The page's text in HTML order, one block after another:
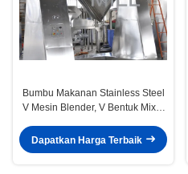
Bumbu Makanan Stainless Steel
V Mesin Blender, V Bentuk Mixer
Dapatkan Harga Terbaik